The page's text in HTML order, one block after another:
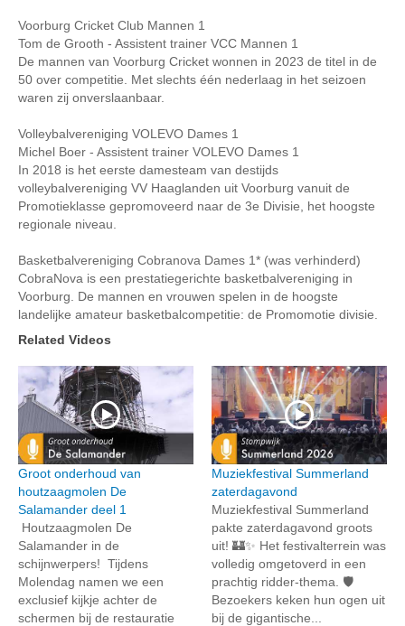
Voorburg Cricket Club Mannen 1
Tom de Grooth - Assistent trainer VCC Mannen 1
De mannen van Voorburg Cricket wonnen in 2023 de titel in de
50 over competitie. Met slechts één nederlaag in het seizoen
waren zij onverslaanbaar.
Volleybalvereniging VOLEVO Dames 1
Michel Boer - Assistent trainer VOLEVO Dames 1
In 2018 is het eerste damesteam van destijds
volleybalvereniging VV Haaglanden uit Voorburg vanuit de
Promotieklasse gepromoveerd naar de 3e Divisie, het hoogste
regionale niveau.
Basketbalvereniging Cobranova Dames 1* (was verhinderd)
CobraNova is een prestatiegerichte basketbalvereniging in
Voorburg. De mannen en vrouwen spelen in de hoogste
landelijke amateur basketbalcompetitie: de Promomotie divisie.
Related Videos
Groot onderhoud van
houtzaagmolen De
Salamander deel 1
Houtzaagmolen De
Salamander in de
schijnwerpers! Tijdens
Molendag namen we een
exclusief kijkje achter de
schermen bij de restauratie
Muziekfestival Summerland
zaterdagavond
Muziekfestival Summerland
pakte zaterdagavond groots
uit! 🏰✨ Het festivalterrein was
volledig omgetoverd in een
prachtig ridder-thema. 🛡️
Bezoekers keken hun ogen uit
bij de gigantische...